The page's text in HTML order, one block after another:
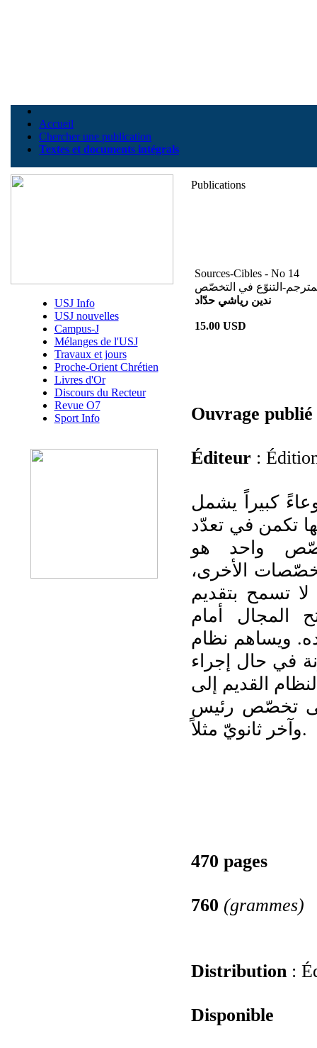
Accueil
Chercher une publication
Textes et documents intégrals
USJ Info
USJ nouvelles
Campus-J
Mélanges de l'USJ
Travaux et jours
Proche-Orient Chrétien
Livres d'Or
Discours du Recteur
Revue O7
Sport Info
Publications
Sources-Cibles - No 14
التنوّع في التخصّص
ندين رياشي حدّاد
15.00 USD
Ouvrage publié
Éditeur :
كبيراً يشمل
تكمن في تعدّد
واحد هو
الأخرى،
تسمح بتقديم
المجال أمام
ويساهم نظام
في حال إجراء
القديم إلى
تخصّص رئيس
وآخر ثانويّ مثلاً.
470 pages
760 (grammes)
Distribution :
Disponible